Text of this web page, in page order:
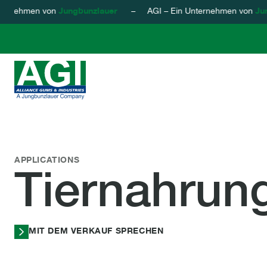
vonJungbunzlauer– AGI – Ein Unternehmen von
AGI - Alliance Gums & Industries
APPLICATIONS
MIT DEM VERKAUF SPRECHEN